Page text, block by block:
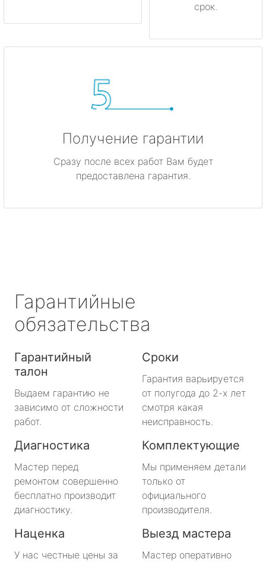
срок.
Получение гарантии
Сразу после всех работ Вам будет
предоставлена гарантия.
Гарантийные
обязательства
Гарантийный
талон
Выдаем гарантию не
зависимо от сложности
работ.
Сроки
Гарантия варьируется
от полугода до 2-х лет
смотря какая
неисправность.
Диагностика
Мастер перед
ремонтом совершенно
бесплатно производит
диагностику.
Комплектующие
Мы применяем детали
только от
официального
производителя.
Наценка
У нас честные цены за
Выезд мастера
Мастер оперативно